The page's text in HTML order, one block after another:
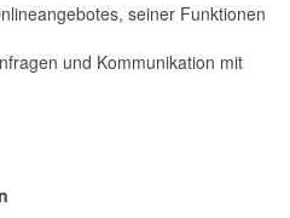
seiner Funktionen
und Kommunikation mit